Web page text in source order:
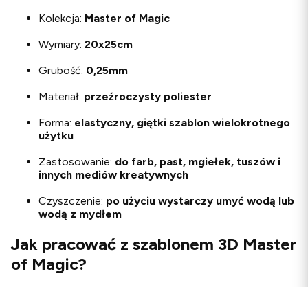
Kolekcja: Master of Magic
Wymiary: 20x25cm
Grubość: 0,25mm
Materiał: przeźroczysty poliester
Forma: elastyczny, giętki szablon wielokrotnego
użytku
Zastosowanie: do farb, past, mgiełek, tuszów i
innych mediów kreatywnych
Czyszczenie: po użyciu wystarczy umyć wodą lub
wodą z mydłem
Jak pracować z szablonem 3D Master
of Magic?